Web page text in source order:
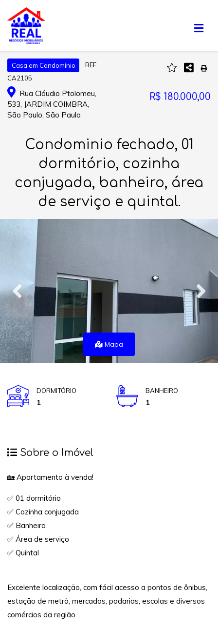
Casa em Condomínio
REF
CA2105
Rua Cláudio Ptolomeu,
533, JARDIM COIMBRA,
São Paulo, São Paulo
R$ 180.000,00
Condominio fechado, 01
dormitório, cozinha
conjugada, banheiro, área
de serviço e quintal.
Mapa
DORMITÓRIO
1
BANHEIRO
1
Sobre o Imóvel
🏡 Apartamento à venda!
✅ 01 dormitório
✅ Cozinha conjugada
✅ Banheiro
✅ Área de serviço
✅ Quintal
Excelente localização, com fácil acesso a pontos de ônibus,
estação de metrô, mercados, padarias, escolas e diversos
comércios da região.